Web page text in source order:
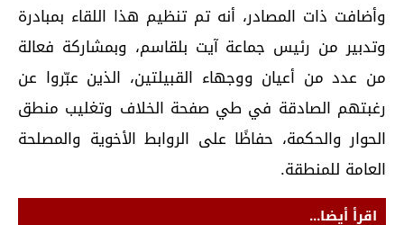
وأضافت ذات المصادر، أنه تم تنظيم هذا اللقاء بمبادرة
وتدبير من رئيس جماعة آيت بلقاسم، وبمشاركة فعالة
من عدد من أعيان ووجهاء القبيلتين، الذين عبّروا عن
رغبتهم الصادقة في طي صفحة الخلاف وتغليب منطق
الحوار والحكمة، حفاظًا على الروابط الأخوية والمصلحة
العامة للمنطقة.
اقرأ أيضا...